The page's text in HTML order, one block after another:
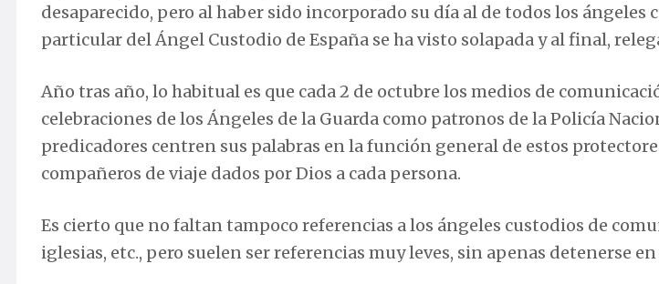
desaparecido, pero al haber sido incorporado su día al de todos los ángeles
particular del Ángel Custodio de España se ha visto solapada y al final,
Año tras año, lo habitual es que cada 2 de octubre los medios de
celebraciones de los Ángeles de la Guarda como patronos de la Policía
predicadores centren sus palabras en la función general de estos
compañeros de viaje dados por Dios a cada persona.
Es cierto que no faltan tampoco referencias a los ángeles custodios de
iglesias, etc., pero suelen ser referencias muy leves, sin apenas detenerse en